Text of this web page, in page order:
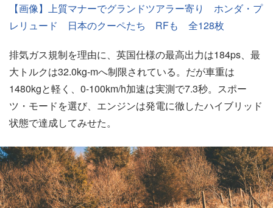
【画像】上質マナーでグランドツアラー寄り ホンダ・プ
レリュード 日本のクーペたち RFも 全128枚
排気ガス規制を理由に、英国仕様の最高出力は184ps、最
大トルクは32.0kg-mへ制限されている。だが車重は
1480kgと軽く、0-100km/h加速は実測で7.3秒。スポー
ツ・モードを選び、エンジンは発電に徹したハイブリッド
状態で達成してみせた。